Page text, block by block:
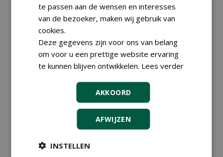
Meld je aan voor onze digitale
nieuwsbrief.
te passen aan de wensen en interesses
van de bezoeker, maken wij gebruik van
cookies.
Deze gegevens zijn voor ons van belang
om voor u een prettige website ervaring
te kunnen blijven ontwikkelen. Lees verder
AKKOORD
AFWIJZEN
INSTELLEN